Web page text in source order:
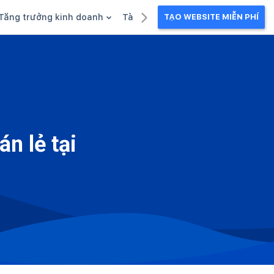
trưởng kinh doanh Tài liệu kinh doanhTẠO WEBSITE MIỄN PHÍ
lẻ tại